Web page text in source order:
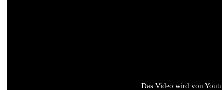
Das Video wird von